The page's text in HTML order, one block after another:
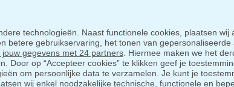
technologieën. Naast functionele cookies, plaatsen wij
betere gebruikservaring, het tonen van
jouw gegevens met 24 partners. Hiermee maken we het
Door op “Accepteer cookies” te klikken geef je
om persoonlijke data te verzamelen. Je kunt je
wij enkel noodzakelijke technische, functionele en